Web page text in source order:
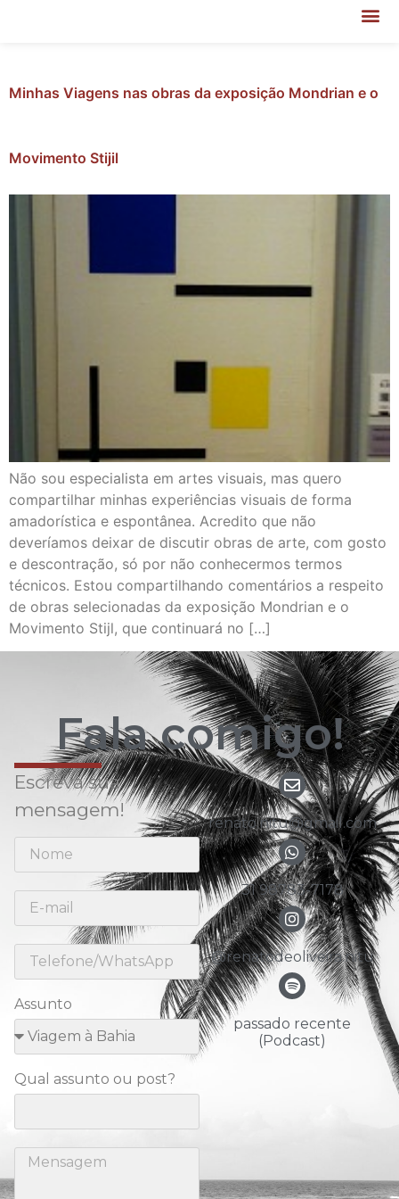
Minhas Viagens nas obras da exposição Mondrian e o
Movimento Stijil
Não sou especialista em artes visuais, mas quero
compartilhar minhas experiências visuais de forma
amadorística e espontânea. Acredito que não
deveríamos deixar de discutir obras de arte, com gosto
e descontração, só por não conhecermos termos
técnicos. Estou compartilhando comentários a respeito
de obras selecionadas da exposição Mondrian e o
Movimento Stijl, que continuará no […]
Fala comigo!
Escreva sua
mensagem!
Assunto
Qual assunto ou post?
renato.nitu@gmail.com
31 98783-7178
@renatodeoliveira.nitu
passado recente
(Podcast)